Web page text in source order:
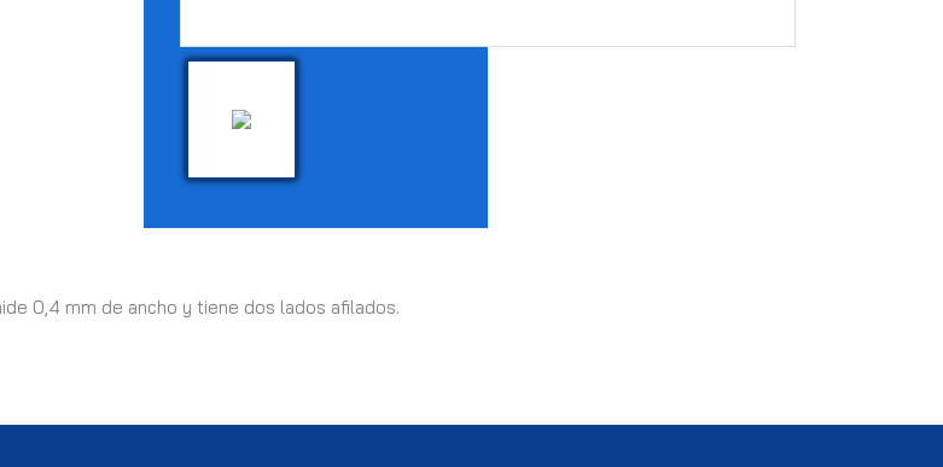
0,4 mm de ancho y tiene dos lados afilados.